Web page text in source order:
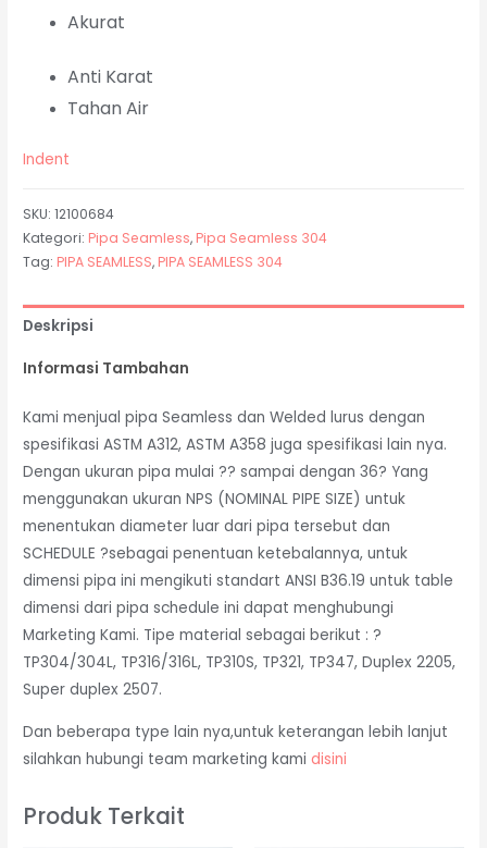
Akurat
Anti Karat
Tahan Air
Indent
SKU:12100684
Kategori: Pipa Seamless, Pipa Seamless 304
Tag: PIPA SEAMLESS, PIPA SEAMLESS 304
Deskripsi
Informasi Tambahan
Kami menjual pipa Seamless dan Welded lurus dengan
spesifikasi ASTM A312, ASTM A358 juga spesifikasi lain nya.
Dengan ukuran pipa mulai ?? sampai dengan 36? Yang
menggunakan ukuran NPS (NOMINAL PIPE SIZE) untuk
menentukan diameter luar dari pipa tersebut dan
SCHEDULE ?sebagai penentuan ketebalannya, untuk
dimensi pipa ini mengikuti standart ANSI B36.19 untuk table
dimensi dari pipa schedule ini dapat menghubungi
Marketing Kami. Tipe material sebagai berikut : ?
TP304/304L, TP316/316L, TP310S, TP321, TP347, Duplex 2205,
Super duplex 2507.
Dan beberapa type lain nya,untuk keterangan lebih lanjut
silahkan hubungi team marketing kami disini
Produk Terkait